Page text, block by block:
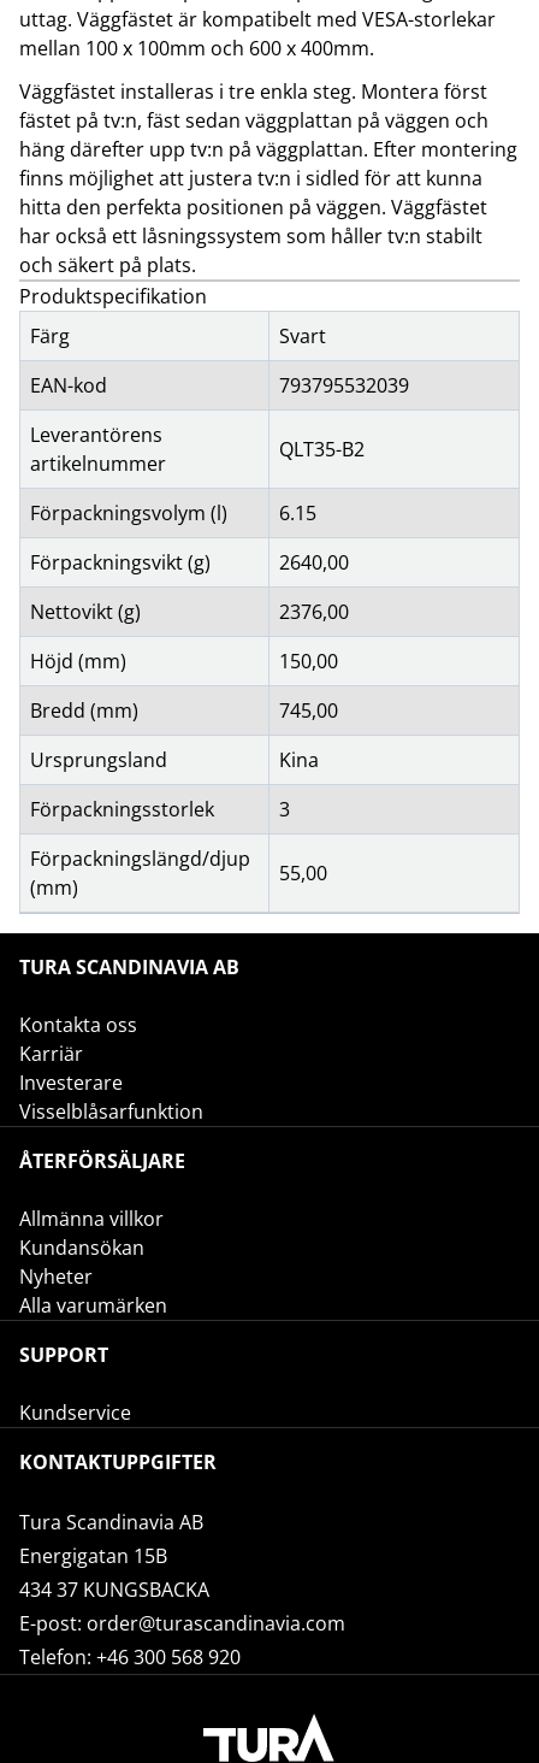
uttag. Väggfästet är kompatibelt med VESA-storlekar
mellan 100 x 100mm och 600 x 400mm.
Väggfästet installeras i tre enkla steg. Montera först
fästet på tv:n, fäst sedan väggplattan på väggen och
häng därefter upp tv:n på väggplattan. Efter montering
finns möjlighet att justera tv:n i sidled för att kunna
hitta den perfekta positionen på väggen. Väggfästet
har också ett låsningssystem som håller tv:n stabilt
och säkert på plats.
Produktspecifikation
Färg
Svart
EAN-kod
793795532039
Leverantörens
artikelnummer
QLT35-B2
Förpackningsvolym (l)
6.15
Förpackningsvikt (g)
2640,00
Nettovikt (g)
2376,00
Höjd (mm)
150,00
Bredd (mm)
745,00
Ursprungsland
Kina
Förpackningsstorlek
3
Förpackningslängd/djup
(mm)
55,00
TURA SCANDINAVIA AB
Kontakta oss
Karriär
Investerare
Visselblåsarfunktion
ÅTERFÖRSÄLJARE
Allmänna villkor
Kundansökan
Nyheter
Alla varumärken
SUPPORT
Kundservice
KONTAKTUPPGIFTER
Tura Scandinavia AB
Energigatan 15B
434 37 KUNGSBACKA
E-post: order@turascandinavia.com
Telefon: +46 300 568 920